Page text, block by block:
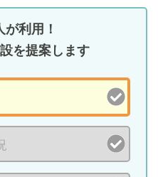
利用！
を提案します